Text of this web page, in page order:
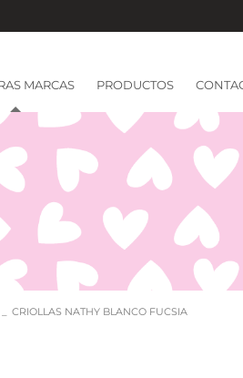
MARCAS PRODUCTOS
CRIOLLAS NATHY BLANCO FUCSIA